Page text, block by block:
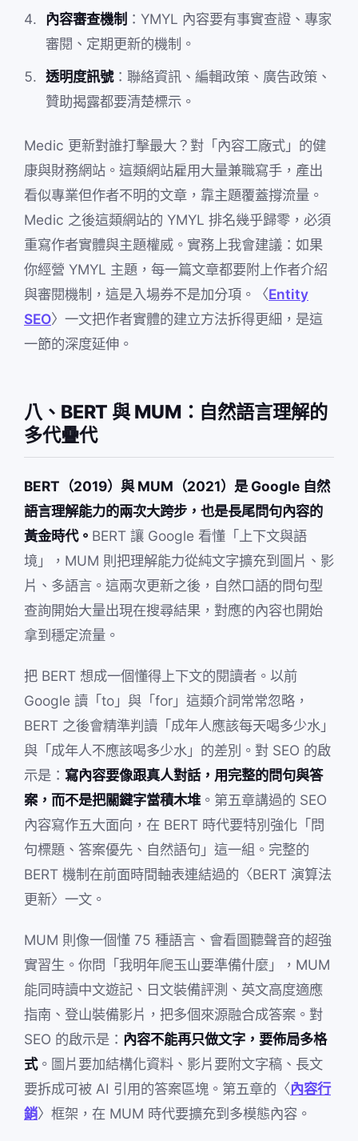
內容審查機制 ：YMYL 內容要有事實查證、專家
審閱、定期更新的機制。
透明度訊號：聯絡資訊、編輯政策、廣告政策、
贊助揭露都要清楚標示。
Medic 更新對誰打擊最大？對「內容工廠式」的健
康與財務網站。這類網站雇用大量兼職寫手，產出
看似專業但作者不明的文章，靠主題覆蓋撐流量。
Medic 之後這類網站的 YMYL 排名幾乎歸零，必須
重寫作者實體與主題權威。實務上我會建議：如果
你經營 YMYL 主題，每一篇文章都要附上作者介紹
與審閱機制，這是入場券不是加分項。〈Entity
SEO〉一文把作者實體的建立方法拆得更細，是這
一節的深度延伸。
八、BERT 與 MUM：自然語言理解的
多代疊代
BERT（2019）與 MUM（2021）是 Google 自然
語言理解能力的兩次大跨步，也是長尾問句內容的
黃金時代。 BERT 讓 Google 看懂「上下文與語
境」，MUM 則把理解能力從純文字擴充到圖片、影
片、多語言。這兩次更新之後，自然口語的問句型
查詢開始大量出現在搜尋結果，對應的內容也開始
拿到穩定流量。
把 BERT 想成一個懂得上下文的閱讀者。以前
Google 讀「to」與「for」這類介詞常常忽略，
BERT 之後會精準判讀「成年人應該每天喝多少水」
與「成年人不應該喝多少水」的差別。對 SEO 的啟
示是： 寫內容要像跟真人對話，用完整的問句與答
案，而不是把關鍵字當積木堆。第五章講過的 SEO
內容寫作五大面向，在 BERT 時代要特別強化「問
句標題、答案優先、自然語句」這一組。完整的
BERT 機制在前面時間軸表連結過的〈BERT 演算法
更新〉一文。
MUM 則像一個懂 75 種語言、會看圖聽聲音的超強
實習生。你問「我明年爬玉山要準備什麼」，MUM
能同時讀中文遊記、日文裝備評測、英文高度適應
指南、登山裝備影片，把多個來源融合成答案。對
SEO 的啟示是： 內容不能再只做文字，要佈局多格
式。圖片要加結構化資料、影片要附文字稿、長文
要拆成可被 AI 引用的答案區塊。第五章的〈內容行
銷〉框架，在 MUM 時代要擴充到多模態內容。